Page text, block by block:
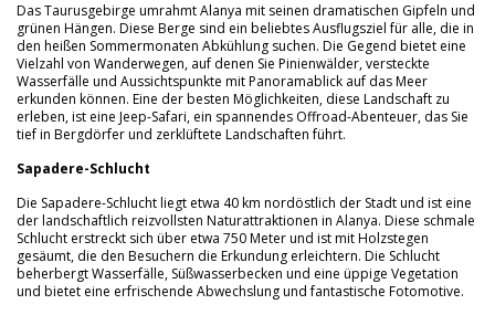
Das Taurusgebirge umrahmt Alanya mit seinen dramatischen Gipfeln und
grünen Hängen. Diese Berge sind ein beliebtes Ausflugsziel für alle, die in
den heißen Sommermonaten Abkühlung suchen. Die Gegend bietet eine
Vielzahl von Wanderwegen, auf denen Sie Pinienwälder, versteckte
Wasserfälle und Aussichtspunkte mit Panoramablick auf das Meer
erkunden können. Eine der besten Möglichkeiten, diese Landschaft zu
erleben, ist eine Jeep-Safari, ein spannendes Offroad-Abenteuer, das Sie
tief in Bergdörfer und zerklüftete Landschaften führt.
Sapadere-Schlucht
Die Sapadere-Schlucht liegt etwa 40 km nordöstlich der Stadt und ist eine
der landschaftlich reizvollsten Naturattraktionen in Alanya. Diese schmale
Schlucht erstreckt sich über etwa 750 Meter und ist mit Holzstegen
gesäumt, die den Besuchern die Erkundung erleichtern. Die Schlucht
beherbergt Wasserfälle, Süßwasserbecken und eine üppige Vegetation
und bietet eine erfrischende Abwechslung und fantastische Fotomotive.